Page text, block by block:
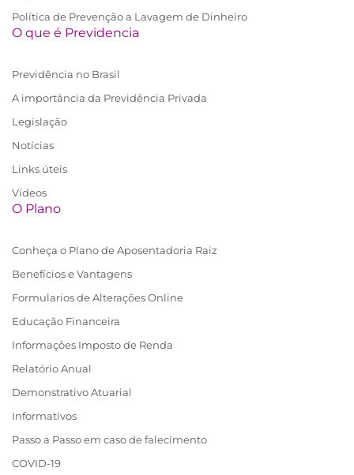
Política de Prevenção a Lavagem de Dinheiro
O que é Previdencia
Previdência no Brasil
A importância da Previdência Privada
Legislação
Notícias
Links úteis
Vídeos
O Plano
Conheça o Plano de Aposentadoria Raiz
Benefícios e Vantagens
Formularios de Alterações Online
Educação Financeira
Informações Imposto de Renda
Relatório Anual
Demonstrativo Atuarial
Informativos
Passo a Passo em caso de falecimento
COVID-19